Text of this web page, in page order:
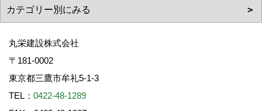
丸栄建設株式会社
〒181-0002
東京都三鷹市牟礼5-1-3
TEL： 0422-48-1289